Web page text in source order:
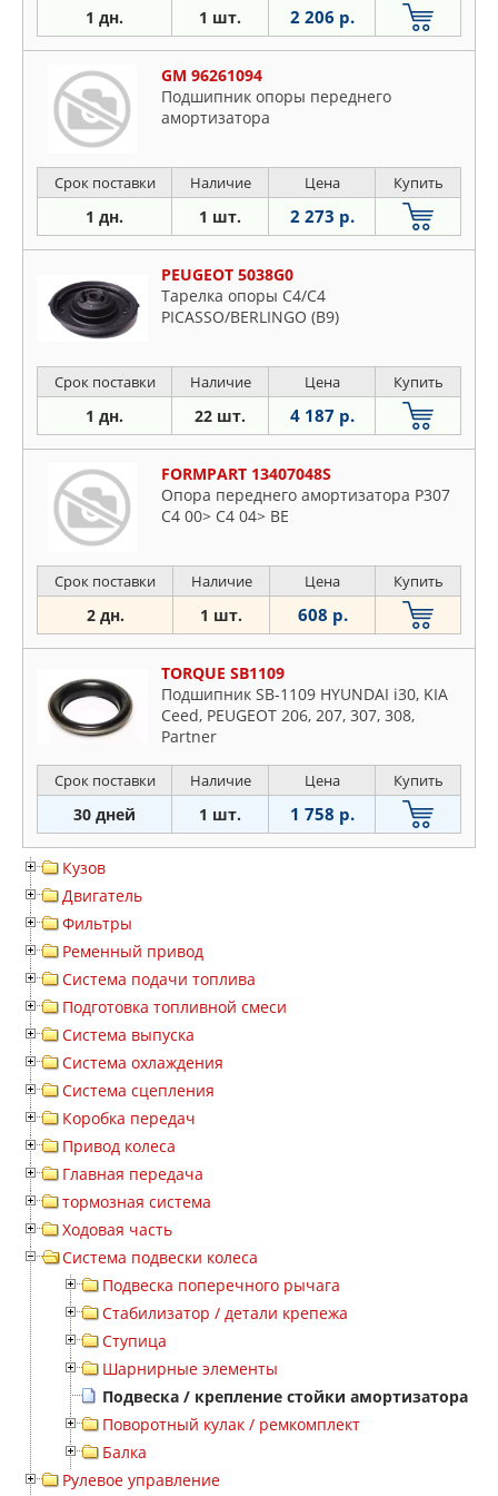
1 дн. 1 шт. 2 206 р.
GM 96261094
Подшипник опоры переднего
амортизатора
Срок поставки Наличие Цена Купить
1 дн. 1 шт. 2 273 р.
PEUGEOT 5038G0
Тарелка опоры C4/C4
PICASSO/BERLINGO (B9)
Срок поставки Наличие Цена Купить
1 дн. 22 шт. 4 187 р.
FORMPART 13407048S
Опора переднего амортизатора P307
C4 00> C4 04> BE
Срок поставки Наличие Цена Купить
2 дн. 1 шт. 608 р.
TORQUE SB1109
Подшипник SB-1109 HYUNDAI i30, KIA
Ceed, PEUGEOT 206, 207, 307, 308,
Partner
Срок поставки Наличие Цена Купить
30 дней 1 шт. 1 758 р.
Кузов
Двигатель
Фильтры
Ременный привод
Система подачи топлива
Подготовка топливной смеси
Система выпуска
Система охлаждения
Система сцепления
Коробка передач
Привод колеса
Главная передача
тормозная система
Ходовая часть
Система подвески колеса
Подвеска поперечного рычага
Стабилизатор / детали крепежа
Ступица
Шарнирные элементы
Подвеска / крепление стойки амортизатора
Поворотный кулак / ремкомплект
Балка
Рулевое управление